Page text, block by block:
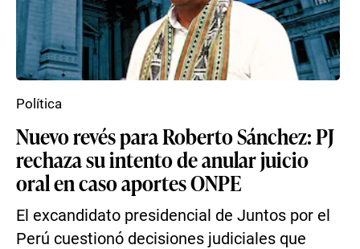
Nuevo revés para Roberto Sánchez: PJ
rechaza su intento de anular juicio
oral en caso aportes ONPE
El excandidato presidencial de Juntos por el
Perú cuestionó decisiones judiciales que
Política